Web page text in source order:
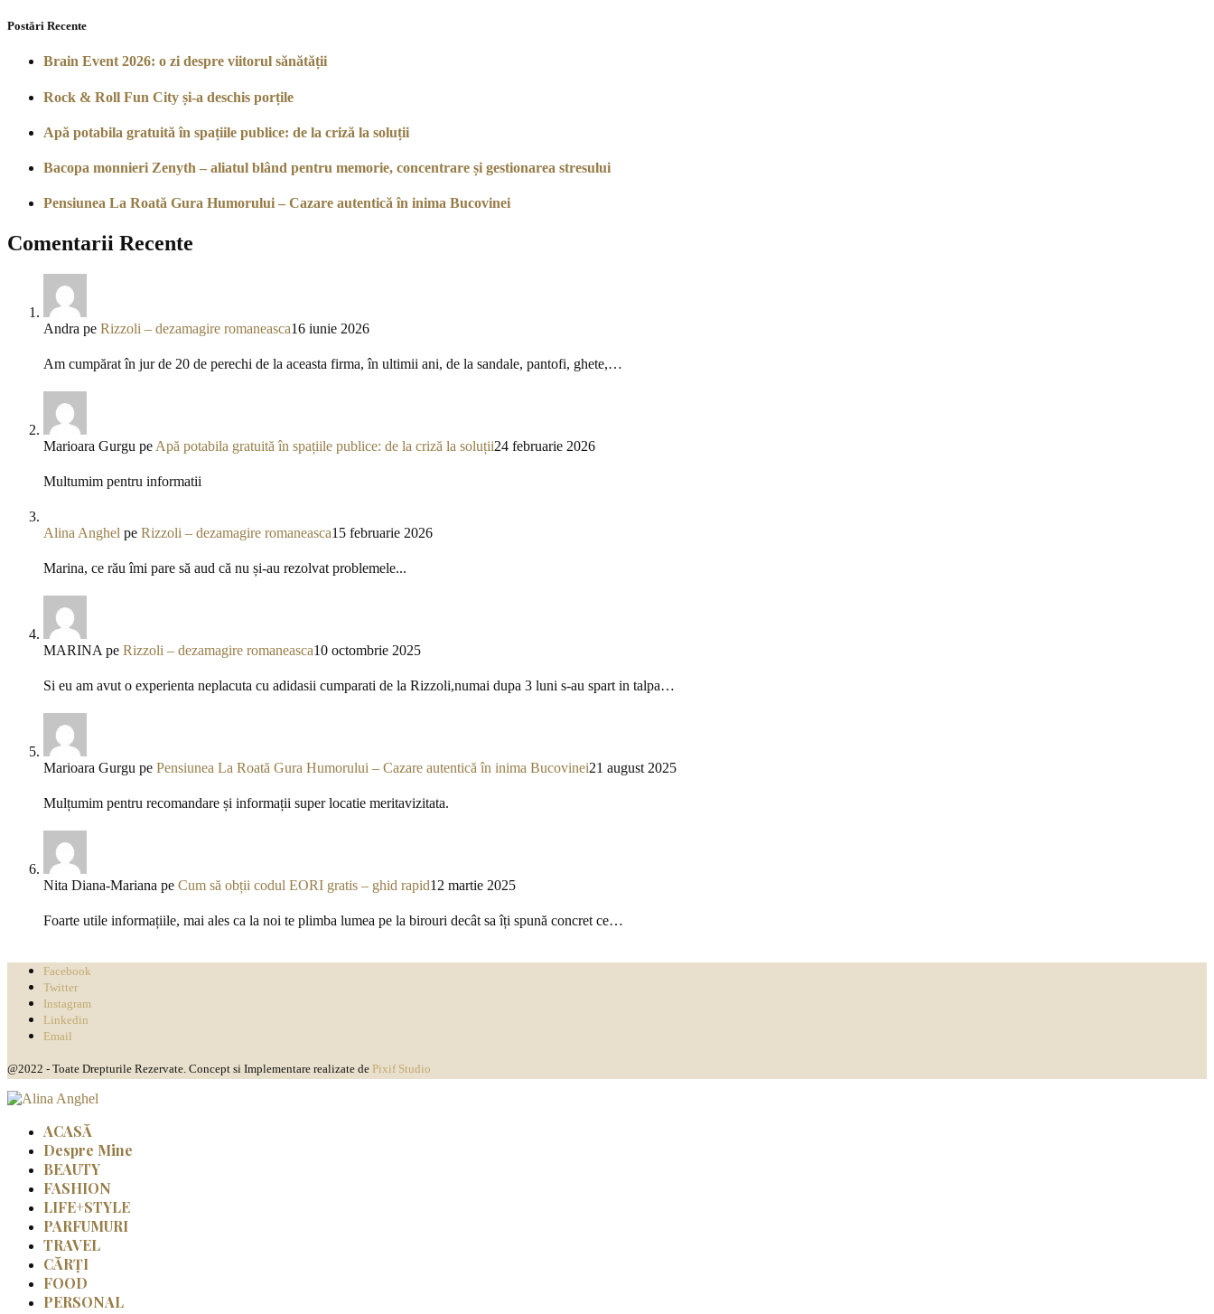
Postări Recente
Brain Event 2026: o zi despre viitorul sănătății
Rock & Roll Fun City și-a deschis porțile
Apă potabila gratuită în spațiile publice: de la criză la soluții
Bacopa monnieri Zenyth – aliatul blând pentru memorie, concentrare și gestionarea stresului
Pensiunea La Roată Gura Humorului – Cazare autentică în inima Bucovinei
Comentarii Recente
Andra pe Rizzoli – dezamagire romaneasca16 iunie 2026
Am cumpărat în jur de 20 de perechi de la aceasta firma, în ultimii ani, de la sandale, pantofi, ghete,…
Marioara Gurgu pe Apă potabila gratuită în spațiile publice: de la criză la soluții24 februarie 2026
Multumim pentru informatii
Alina Anghel pe Rizzoli – dezamagire romaneasca15 februarie 2026
Marina, ce rău îmi pare să aud că nu și-au rezolvat problemele...
MARINA pe Rizzoli – dezamagire romaneasca10 octombrie 2025
Si eu am avut o experienta neplacuta cu adidasii cumparati de la Rizzoli,numai dupa 3 luni s-au spart in talpa…
Marioara Gurgu pe Pensiunea La Roată Gura Humorului – Cazare autentică în inima Bucovinei21 august 2025
Mulțumim pentru recomandare și informații super locatie meritavizitata.
Nita Diana-Mariana pe Cum să obții codul EORI gratis – ghid rapid12 martie 2025
Foarte utile informațiile, mai ales ca la noi te plimba lumea pe la birouri decât sa îți spună concret ce…
Facebook
Twitter
Instagram
Linkedin
Email
@2022 - Toate Drepturile Rezervate. Concept si Implementare realizate de Pixif Studio
ACASĂ
Despre Mine
BEAUTY
FASHION
LIFE+STYLE
PARFUMURI
TRAVEL
CĂRȚI
FOOD
PERSONAL